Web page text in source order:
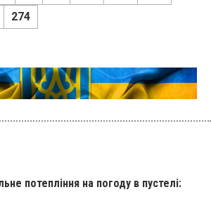
274
потепління на погоду в пустелі: